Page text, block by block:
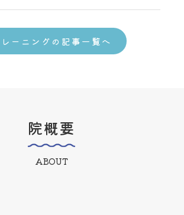
レーニングの記事一覧へ
院概要
ABOUT